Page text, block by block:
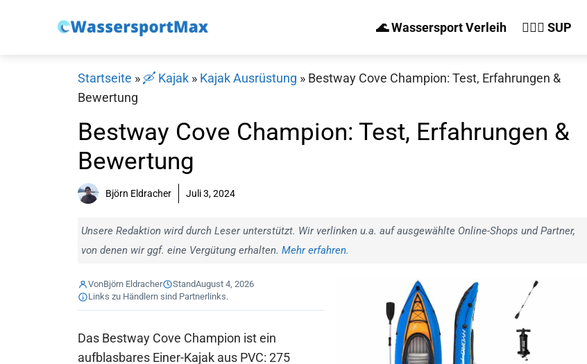
🌊 Wassersport Verleih 🏄‍♀️🛶 SUP
Startseite » 🛶 Kajak » Kajak Ausrüstung » Bestway Cove Champion: Test, Erfahrungen &
Bewertung
Bestway Cove Champion: Test, Erfahrungen &
Bewertung
Björn Eldracher Juli 3, 2024
Unsere Redaktion wird durch Leser unterstützt. Wir verlinken u.a. auf ausgewählte Online-Shops und Partner,
von denen wir ggf. eine Vergütung erhalten. Mehr erfahren.
VonBjörn Eldracher StandAugust 4, 2026
Links zu Händlern sind Partnerlinks.
Das Bestway Cove Champion ist ein
aufblasbares Einer-Kajak aus PVC: 275